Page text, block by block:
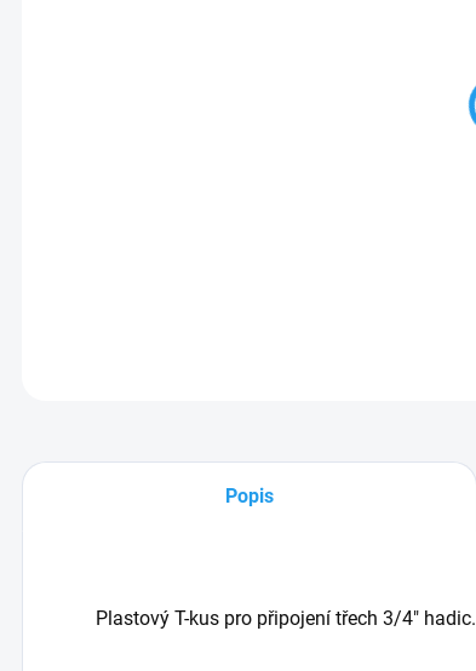
Popis
Plastový T-kus pro připojení třech 3/4" hadic.